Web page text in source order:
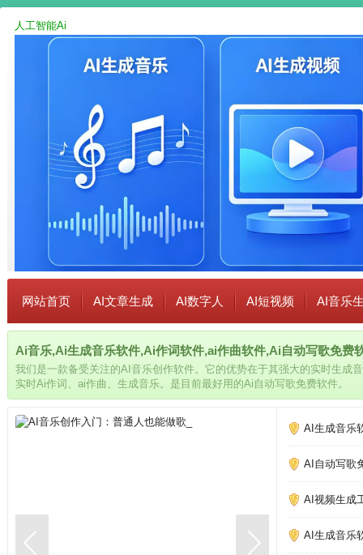
人工智能Ai
网站首页 AI文章生成 AI数字人 AI短视频 AI音乐
Ai音乐,Ai生成音乐软件,Ai作词软件,ai作曲软件,Ai自动写歌免费
我们是一款备受关注的AI音乐创作软件。它的优势在于其强大的实时生成
实时Ai作词、ai作曲、生成音乐。是目前最好用的Ai自动写歌免费软件。
AI生成音乐
AI自动写歌
AI视频生成
AI生成音乐